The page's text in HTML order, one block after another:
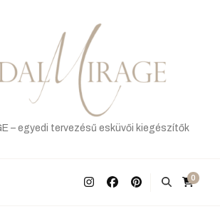
– egyedi tervezésű esküvői kiegészítők
0